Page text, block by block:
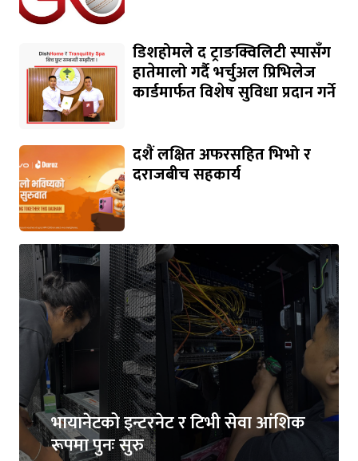
डिशहोमले द ट्राङक्विलिटी स्पासँग
हातेमालो गर्दै भर्चुअल प्रिभिलेज
कार्डमार्फत विशेष सुविधा प्रदान गर्ने
दशैं लक्षित अफरसहित भिभो र
दराजबीच सहकार्य
भायानेटको इन्टरनेट र टिभी सेवा आंशिक
रूपमा पुनः सुरु